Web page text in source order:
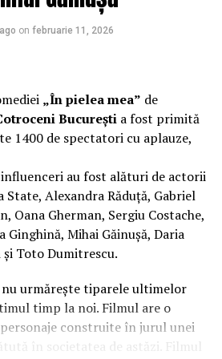
„I.L.Caragiale” și al
film de la MetFilm School
realizarea primului său
(imagine), Bogdan Ivanovici
Francisca Vass
colorată, filmul„În pielea mea”
pe 10 februarie, distribuit de
de la filmări, fragmente din
actorilor sunt disponibile pe
ale filmului deFacebook,
un film produs de: CB MOTION
on februarie 11, 2026
„În pielea mea” de
Bucureștia fost primită
1400 de spectatori cu aplauze,
influenceri au fost alături de actorii
State, Alexandra Răduță, Gabriel
Oana Gherman, Sergiu Costache,
Ginghină, Mihai Găinușă, Daria
și Toto Dumitrescu.
nu urmărește tiparele ultimelor
timp la noi. Filmul are o
construite în jurul unei
în societatea de astăzi. Filmul